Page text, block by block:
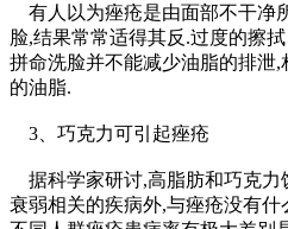
有人以为痤疮是由面部不干净
脸,结果常常适得其反.过度的擦
拼命洗脸并不能减少油脂的排泄
的油脂.
3、巧克力可引起痤疮
据科学家研讨,高脂肪和巧克力
衰弱相关的疾病外,与痤疮没有